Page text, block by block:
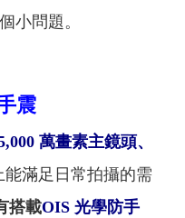
小問題。
震
萬畫素主鏡頭、
能滿足日常拍攝的需
搭載OIS 光學防手